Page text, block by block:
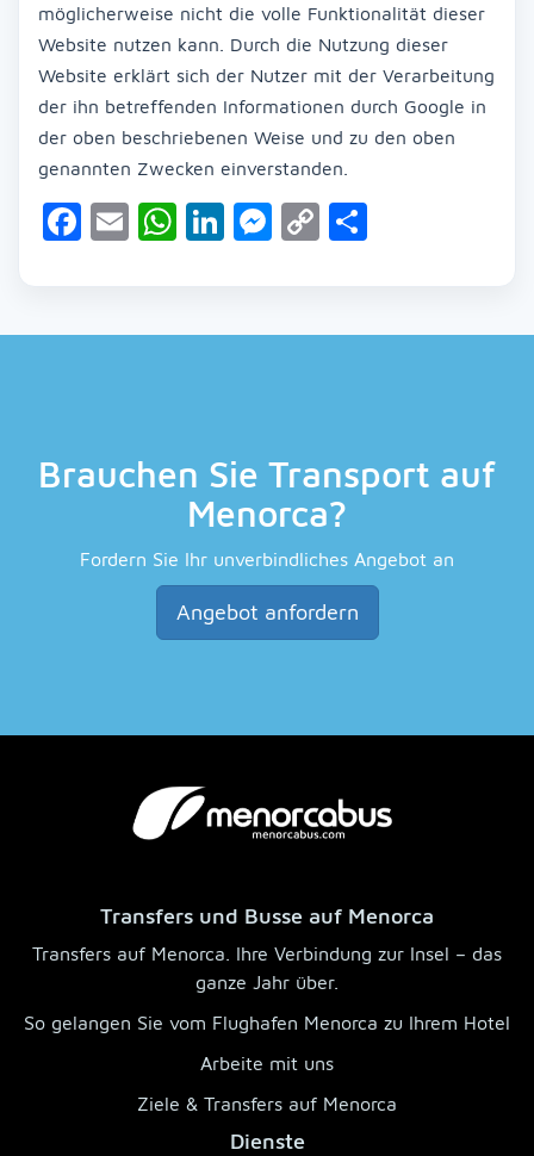
möglicherweise nicht die volle Funktionalität dieser
Website nutzen kann. Durch die Nutzung dieser
Website erklärt sich der Nutzer mit der Verarbeitung
der ihn betreffenden Informationen durch Google in
der oben beschriebenen Weise und zu den oben
genannten Zwecken einverstanden.
Facebook
EmailWhatsApp
LinkedIn
Messenger
Copy
Brauchen Sie Transport auf
Menorca?
Fordern Sie Ihr unverbindliches Angebot an
Angebot anfordern
Transfers und Busse auf Menorca
Transfers auf Menorca. Ihre Verbindung zur Insel – das
ganze Jahr über.
So gelangen Sie vom Flughafen Menorca zu Ihrem Hotel
Arbeite mit uns
Ziele & Transfers auf Menorca
Dienste